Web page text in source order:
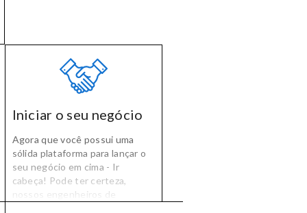
Iniciar o seu negócio
Agora que você possui uma
sólida plataforma para lançar o
seu negócio em cima - Ir
cabeça! Pode ter certeza,
nossos engenheiros de